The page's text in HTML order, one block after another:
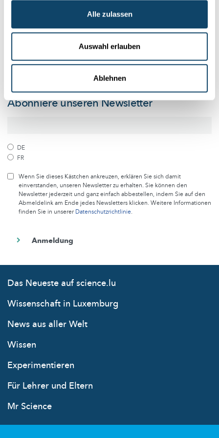
Alle zulassen
Auswahl erlauben
Ablehnen
Folge der Welt der Wissenschaft
und Forschung in Luxemburg
erhalte jeden Monat die besten Artikel von science.lu
Abonniere unseren Newsletter
DE
FR
Wenn Sie dieses Kästchen ankreuzen, erklären Sie sich damit
einverstanden, unseren Newsletter zu erhalten. Sie können den
Newsletter jederzeit und ganz einfach abbestellen, indem Sie auf den
Abmeldelink am Ende jedes Newsletters klicken. Weitere Informationen
finden Sie in unsererDatenschutzrichtlinie.
Das Neueste auf science.lu
Wissenschaft in Luxemburg
News aus aller Welt
Wissen
Experimentieren
Für Lehrer und Eltern
Mr Science